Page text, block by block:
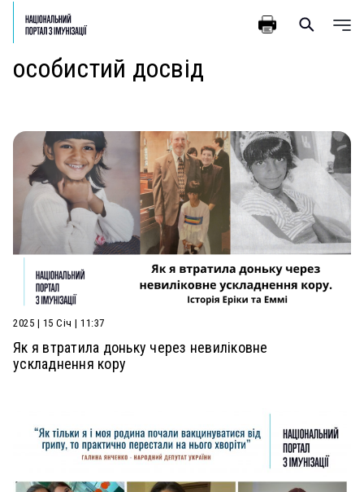
особистий досвід
2025 | 15 Січ | 11:37
Як я втратила доньку через невиліковне
ускладнення кору